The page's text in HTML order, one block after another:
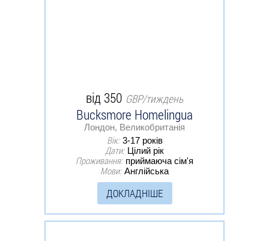
від 350 GBP/тиждень
Bucksmore Homelingua
Лондон, Великобританія
Вік: 3-17 років
Дати: Цілий рік
Проживання: приймаюча сім'я
Мови: Англійська
ДОКЛАДНІШЕ